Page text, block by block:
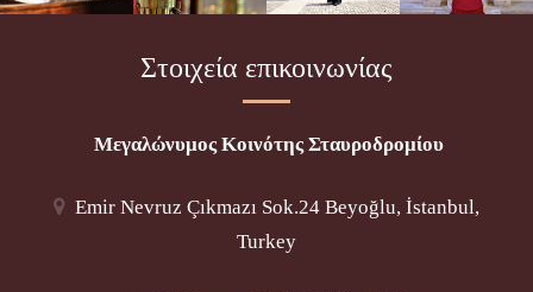
Στοιχεία επικοινωνίας
Μεγαλώνυμος Κοινότης Σταυροδρομίου
Emir Nevruz Çıkmazı Sok.24 Beyoğlu, İstanbul,
Turkey